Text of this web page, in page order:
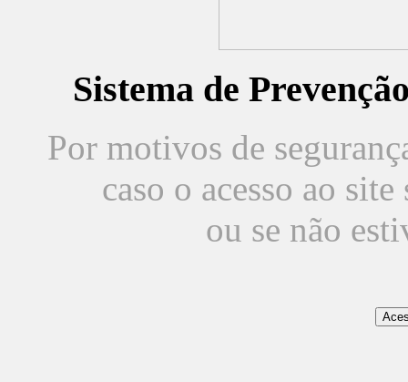
Sistema de
Por motivos de
caso o acesso ao
ou se não